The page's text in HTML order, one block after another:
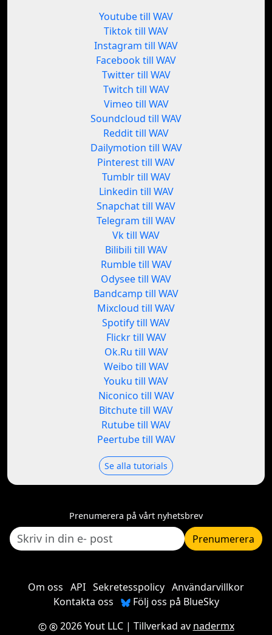
Youtube till WAV
Tiktok till WAV
Instagram till WAV
Facebook till WAV
Twitter till WAV
Twitch till WAV
Vimeo till WAV
Soundcloud till WAV
Reddit till WAV
Dailymotion till WAV
Pinterest till WAV
Tumblr till WAV
Linkedin till WAV
Snapchat till WAV
Telegram till WAV
Vk till WAV
Bilibili till WAV
Rumble till WAV
Odysee till WAV
Bandcamp till WAV
Mixcloud till WAV
Spotify till WAV
Flickr till WAV
Ok.Ru till WAV
Weibo till WAV
Youku till WAV
Niconico till WAV
Bitchute till WAV
Rutube till WAV
Peertube till WAV
Se alla tutorials
Prenumerera på vårt nyhetsbrev
Prenumerera
Om oss API Sekretesspolicy Användarvillkor
Kontakta oss
Följ oss på BlueSky
2026 Yout LLC| Tillverkad av nadermx